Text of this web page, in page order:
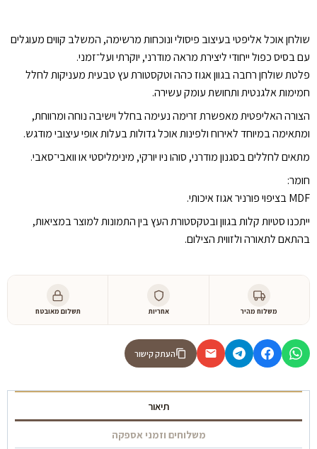
שולחן אוכל אליפטי בעיצוב פיסולי ונוכחות מרשימה, המשלב קווים מעוגלים
עם בסיס כפול ייחודי ליצירת מראה מודרני, יוקרתי ועל־זמני.
פלטת שולחן רחבה בגוון אגוז כהה וטקסטורת עץ טבעית מעניקות לחלל
חמימות אלגנטית ותחושת עומק עשירה.
הצורה האליפטית מאפשרת זרימה נעימה בחלל וישיבה נוחה ומרווחת,
ומתאימה במיוחד לאירוח ולפינות אוכל גדולות בעלות אופי עיצובי מודגש.
מתאים לחללים בסגנון מודרני, סוהו ניו יורקי, מינימליסטי או וואבי־סאבי.
חומר:
MDF בציפוי פורניר אגוז איכותי.
ייתכנו סטיות קלות בגוון ובטקסטורת העץ בין התמונות למוצר במציאות,
בהתאם לתאורה ולזווית הצילום.
COLLECTION
משלוח מהיר אחריות תשלום מאובטח
העתק קישור
תיאור
משלוחים וזמני אספקה